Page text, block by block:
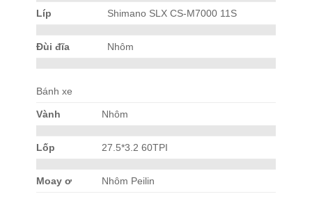
Líp Shimano SLX CS-M7000 11S
Đùi đĩa Nhôm
Bánh xe
Vành Nhôm
Lốp 27.5*3.2 60TPI
Moay ơ Nhôm Peilin